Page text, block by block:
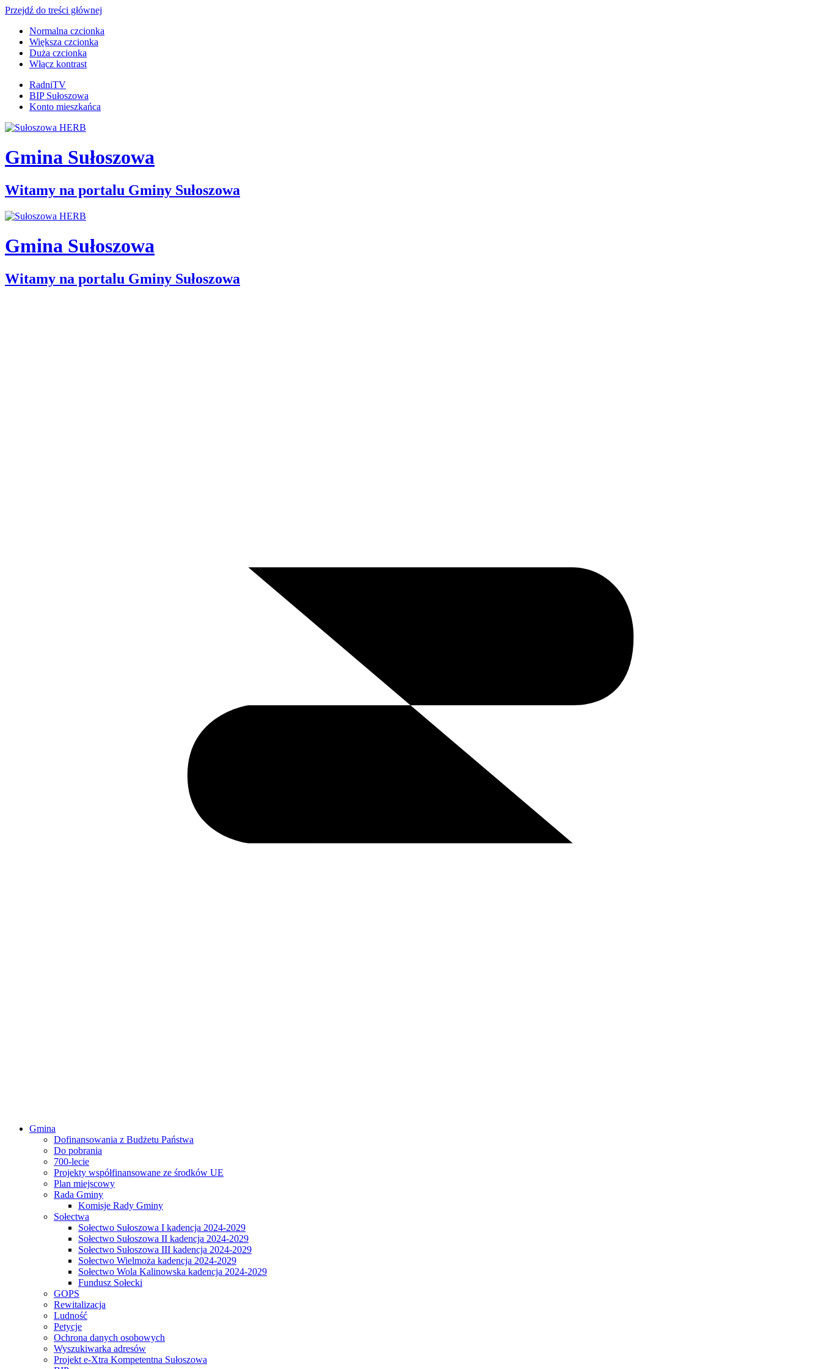
Przejdź do treści głównej
Normalna czcionka
Większa czcionka
Duża czcionka
Włącz kontrast
RadniTV
BIP Sułoszowa
Konto mieszkańca
Gmina Sułoszowa
Witamy na portalu Gminy Sułoszowa
Gmina Sułoszowa
Witamy na portalu Gminy Sułoszowa
Gmina
Dofinansowania z Budżetu Państwa
Do pobrania
700-lecie
Projekty współfinansowane ze środków UE
Plan miejscowy
Rada Gminy
Komisje Rady Gminy
Sołectwa
Sołectwo Sułoszowa I kadencja 2024-2029
Sołectwo Sułoszowa II kadencja 2024-2029
Sołectwo Sułoszowa III kadencja 2024-2029
Sołectwo Wielmoża kadencja 2024-2029
Sołectwo Wola Kalinowska kadencja 2024-2029
Fundusz Sołecki
GOPS
Rewitalizacja
Ludność
Petycje
Ochrona danych osobowych
Wyszukiwarka adresów
Projekt e-Xtra Kompetentna Sułoszowa